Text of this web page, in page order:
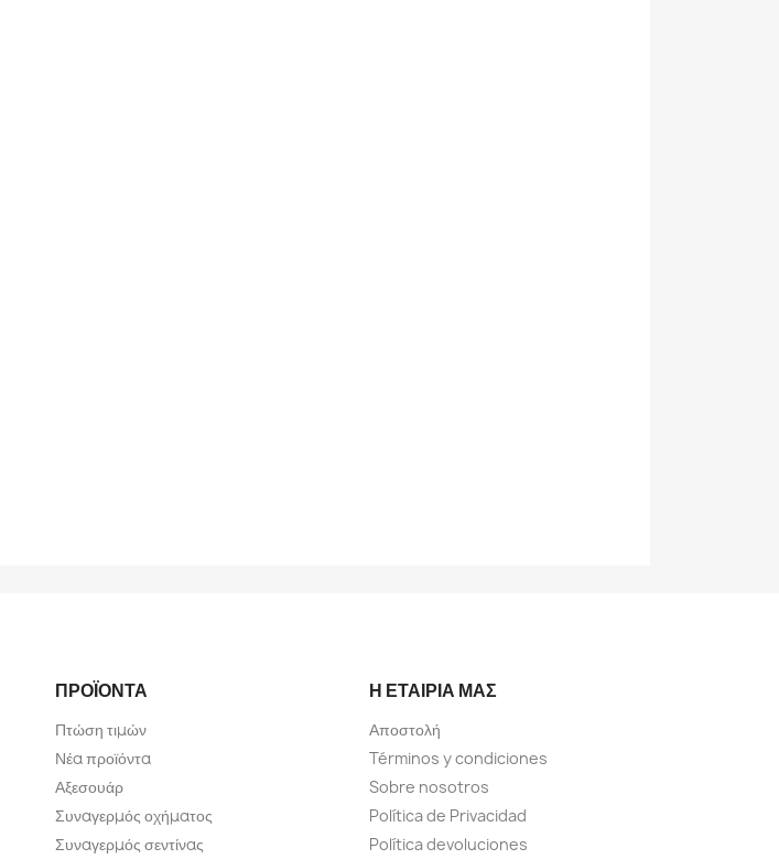
ΠΡΟΪΌΝΤΑ
Πτώση τιμών
Νέα προϊόντα
Αξεσουάρ
Συναγερμός οχήματος
Συναγερμός σεντίνας
Η ΕΤΑΙΡΊΑ ΜΑΣ
Αποστολή
Términos y condiciones
Sobre nosotros
Política de Privacidad
Política devoluciones